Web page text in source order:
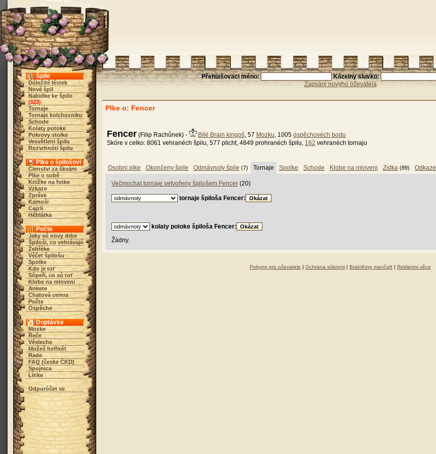
Špile
Dóležité léstek
Nové špil
Nabidke ke špilo
(323)
Tornaje
Tornaje kolchozniku
Schode
Kolaty potoke
Pokrovy stolke
Vesvětleni špilu
Rozvrhnóti špilu
Plke o špilošovi
Členstvi za škváro
Plke o sobě
Knižke na fotke
Vzkaze
Zpráve
Kamoši
Cajzli
Héblátka
Počte
Jaky só novy drbe
Špiloši, co vehrávajó
Žebřéke
Véčet špilošu
Spolke
Kdo je toť
Sópeři, co só toť
Klobe na mloveni
Ankete
Chatová cemra
Počte
Óspěche
Doptávke
Mozke
Řeče
Vésleche
Možeš helfnót
Rade
FAQ (česke ČKD)
Spojnica
Linke
Odporóčet se
Přehlašovaci méno:
Kózelny sluvko:
Zapsáni novyho oževatela
Plke o: Fencer
Fencer (Filip Rachůnek) - Bílé Brain kingoš, 57 Mozku, 1005 óspěchovéch bodu
Skóre v celko: 8061 vehranéch špilu, 577 plicht, 4849 prohranéch špilu, 162 vehranéch tornaju
Osobni plke Okončeny špile Odmávnoty špile (7) Tornaje Spolke Schode Klobe na mloveni Zidka (89) Odkaze
Večmochat tornaje vetvořeny špilošem Fencer (20)
tornaje špiloša Fencer:
kolaty potoke špiloša Fencer:
Žádny.
Pokyne pro oževatele | Ochrana sókromi | BrainKing mančaft | Reklamni věce